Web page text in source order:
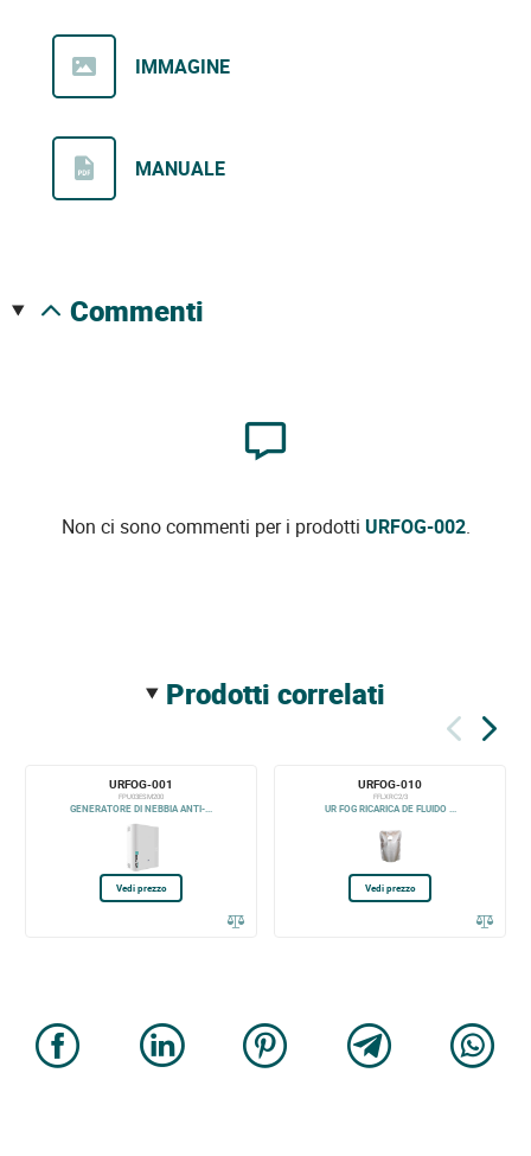
IMMAGINE
MANUALE
commenti
Non ci sono commenti per i prodotti URFOG-002.
prodotti correlati
URFOG-001
FPU03ESM200
GENERATORE DI NEBBIA ANTI-...
Vedi prezzo
URFOG-010
FFLXRC2/3
UR FOG RICARICA DE FLUIDO ...
Vedi prezzo